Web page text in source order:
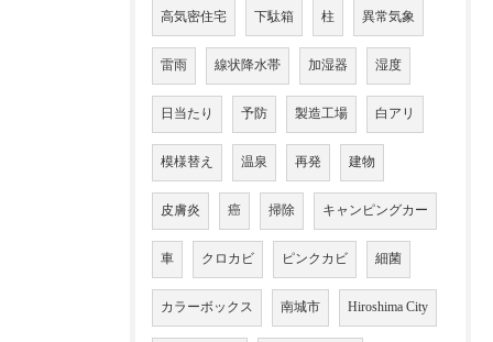
高気密住宅 下駄箱 柱 異常気象
雷雨 線状降水帯 加湿器 湿度
日当たり 予防 製造工場 白アリ
模様替え 温泉 再発 建物
皮膚炎 癌 掃除 キャンピングカー
車 クロカビ ピンクカビ 細菌
カラーボックス 南城市 Hiroshima City